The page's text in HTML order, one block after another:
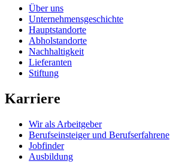
Über uns
Unternehmensgeschichte
Hauptstandorte
Abholstandorte
Nachhaltigkeit
Lieferanten
Stiftung
Karriere
Wir als Arbeitgeber
Berufseinsteiger und Berufserfahrene
Jobfinder
Ausbildung